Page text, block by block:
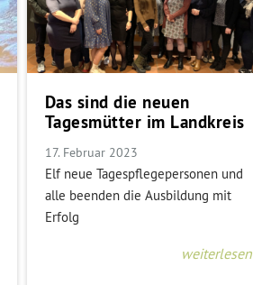
Das sind die neuen
Tagesmütter im Landkreis
17. Februar 2023
Elf neue Tagespflegepersonen und
alle beenden die Ausbildung mit
Erfolg
weiterlesen